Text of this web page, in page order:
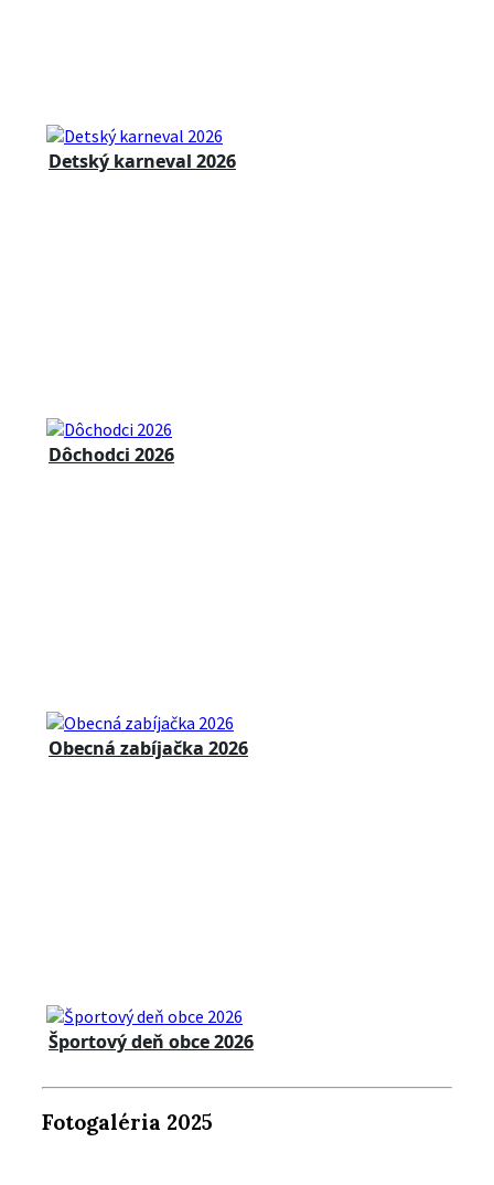
Detský karneval 2026
Dôchodci 2026
Obecná zabíjačka 2026
Športový deň obce 2026
Fotogaléria 2025